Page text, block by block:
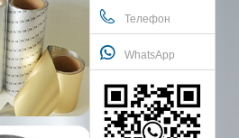
Телефон
WhatsApp